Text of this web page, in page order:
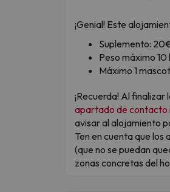
¡Genial! Este
Suplemento:
Peso máximo 10
Máximo 1
¡Recuerda! Al
apartado de contacto
avisar al alojamiento
Ten en cuenta que
(que no se puedan
zonas concretas del